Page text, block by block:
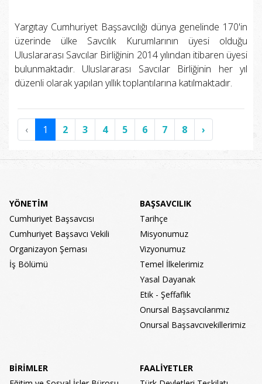
Yargıtay Cumhuriyet Başsavcılığı dünya genelinde 170'in
üzerinde ülke Savcılık Kurumlarının üyesi olduğu
Uluslararası Savcılar Birliğinin 2014 yılından itibaren üyesi
bulunmaktadır. Uluslararası Savcılar Birliğinin her yıl
düzenli olarak yapılan yıllık toplantılarına katılmaktadır.
‹ 1 2 3 4 5 6 7 8 ›
YÖNETİM
Cumhuriyet Başsavcısı
Cumhuriyet Başsavcı Vekili
Organizayon Şeması
İş Bölümü
BAŞSAVCILIK
Tarihçe
Misyonumuz
Vizyonumuz
Temel İlkelerimiz
Yasal Dayanak
Etik - Şeffaflık
Onursal Başsavcılarımız
Onursal Başsavcıvekillerimiz
BİRİMLER
FAALİYETLER